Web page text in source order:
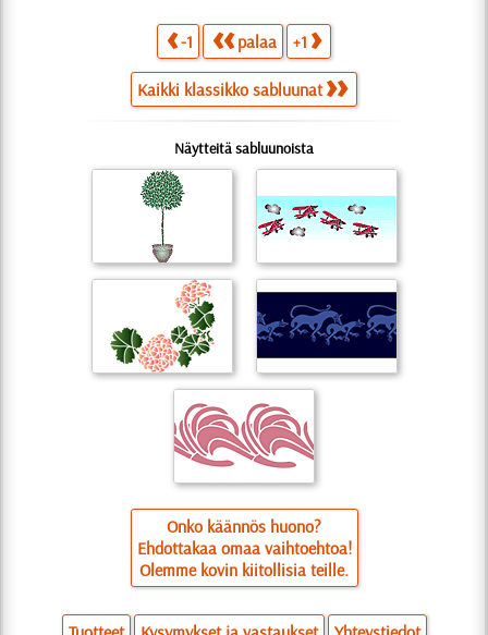
-1 palaa +1
Kaikki klassikko sabluunat
Näytteitä sabluunoista
Onko käännös huono?
Ehdottakaa omaa vaihtoehtoa!
Olemme kovin kiitollisia teille.